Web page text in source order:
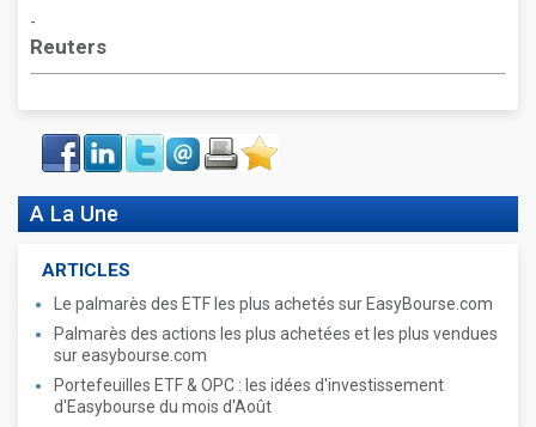
-
Reuters
Face
book
LinkIn Twitter Envoyer ImprimerFavoris
A La Une
ARTICLES
Le palmarès des ETF les plus achetés sur EasyBourse.com
Palmarès des actions les plus achetées et les plus vendues
sur easybourse.com
Portefeuilles ETF & OPC : les idées d'investissement
d'Easybourse du mois d'Août